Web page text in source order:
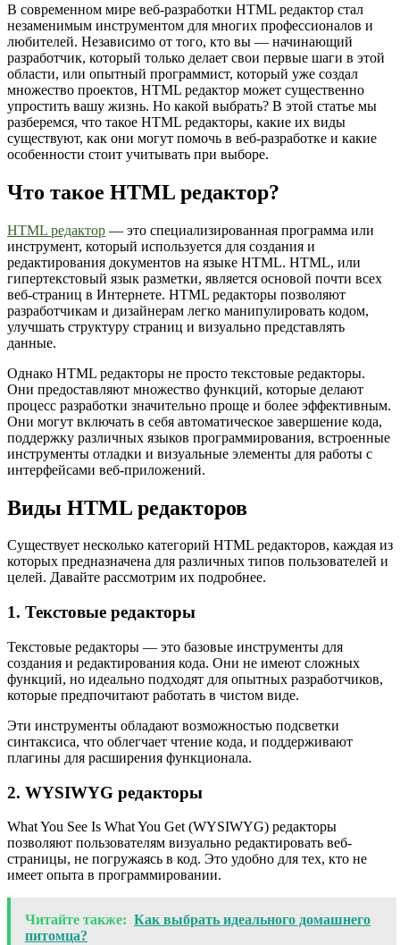
В современном мире веб-разработки HTML редактор стал
незаменимым инструментом для многих профессионалов и
любителей. Независимо от того, кто вы — начинающий
разработчик, который только делает свои первые шаги в этой
области, или опытный программист, который уже создал
множество проектов, HTML редактор может существенно
упростить вашу жизнь. Но какой выбрать? В этой статье мы
разберемся, что такое HTML редакторы, какие их виды
существуют, как они могут помочь в веб-разработке и какие
особенности стоит учитывать при выборе.
Что такое HTML редактор?
HTML редактор — это специализированная программа или
инструмент, который используется для создания и
редактирования документов на языке HTML. HTML, или
гипертекстовый язык разметки, является основой почти всех
веб-страниц в Интернете. HTML редакторы позволяют
разработчикам и дизайнерам легко манипулировать кодом,
улучшать структуру страниц и визуально представлять
данные.
Однако HTML редакторы не просто текстовые редакторы.
Они предоставляют множество функций, которые делают
процесс разработки значительно проще и более эффективным.
Они могут включать в себя автоматическое завершение кода,
поддержку различных языков программирования, встроенные
инструменты отладки и визуальные элементы для работы с
интерфейсами веб-приложений.
Виды HTML редакторов
Существует несколько категорий HTML редакторов, каждая из
которых предназначена для различных типов пользователей и
целей. Давайте рассмотрим их подробнее.
1. Текстовые редакторы
Текстовые редакторы — это базовые инструменты для
создания и редактирования кода. Они не имеют сложных
функций, но идеально подходят для опытных разработчиков,
которые предпочитают работать в чистом виде.
Эти инструменты обладают возможностью подсветки
синтаксиса, что облегчает чтение кода, и поддерживают
плагины для расширения функционала.
2. WYSIWYG редакторы
What You See Is What You Get (WYSIWYG) редакторы
позволяют пользователям визуально редактировать веб-
страницы, не погружаясь в код. Это удобно для тех, кто не
имеет опыта в программировании.
Читайте также: Как выбрать идеального домашнего
питомца?